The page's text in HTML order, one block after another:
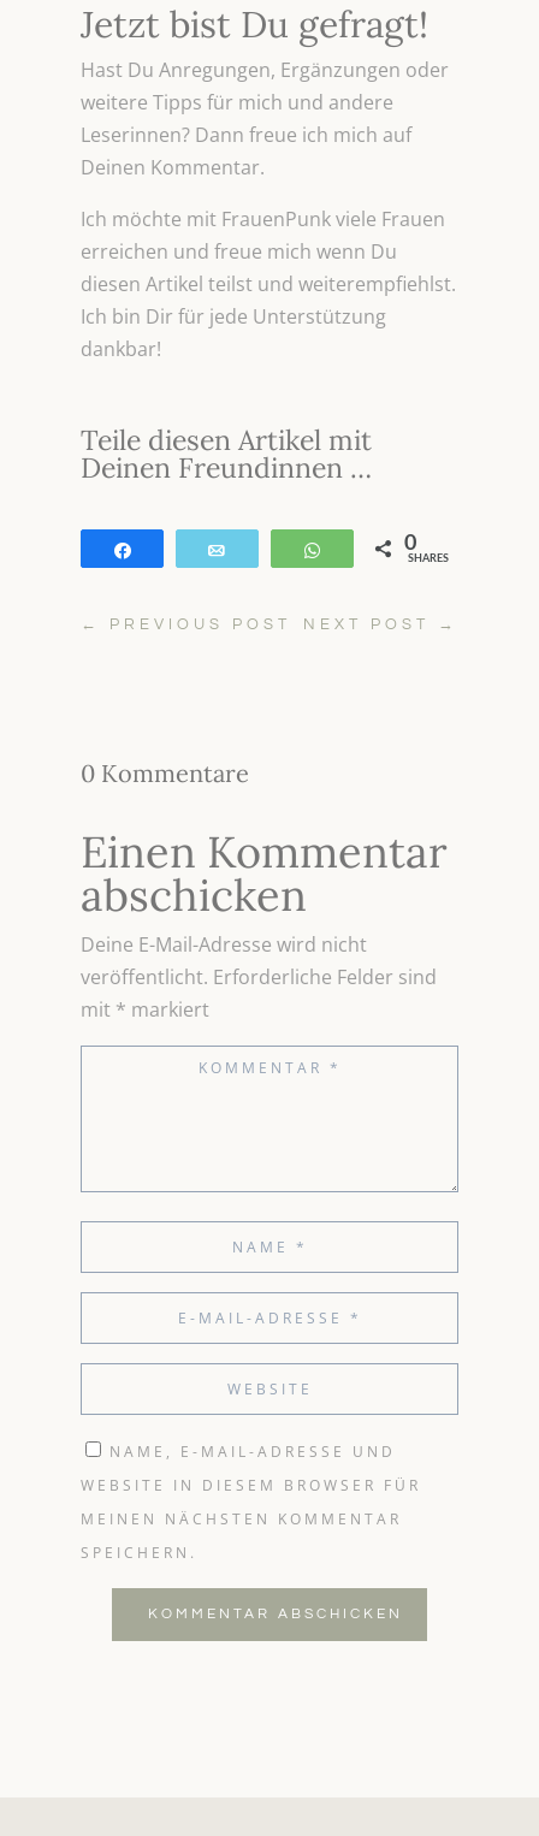
Jetzt bist Du gefragt!
Hast Du Anregungen, Ergänzungen oder
weitere Tipps für mich und andere
Leserinnen? Dann freue ich mich auf
Deinen Kommentar.
Ich möchte mit FrauenPunk viele Frauen
erreichen und freue mich wenn Du
diesen Artikel teilst und weiterempfiehlst.
Ich bin Dir für jede Unterstützung
dankbar!
Teile diesen Artikel mit
Deinen Freundinnen …
WhatsApp
0
SHARES
← PREVIOUS POST NEXT POST →
0 Kommentare
Einen Kommentar
abschicken
Deine E-Mail-Adresse wird nicht
veröffentlicht. Erforderliche Felder sind
mit * markiert
NAME, E-MAIL-ADRESSE UND
WEBSITE IN DIESEM BROWSER FÜR
MEINEN NÄCHSTEN KOMMENTAR
SPEICHERN.
KOMMENTAR ABSCHICKEN